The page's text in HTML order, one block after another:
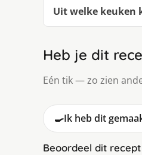
Uit welke keuken
Heb je dit
Eén tik — zo zien
🍳Ik heb dit
Beoordeel dit recept